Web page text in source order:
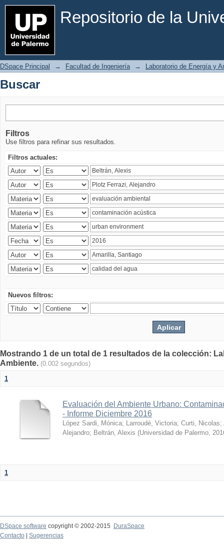
Repositorio de la
Buscar
DSpace Principal → Facultad de Ingeniería → Laboratorio de Energía y
Buscar
Filtros
Use filtros para refinar sus resultados.
Filtros actuales:
Nuevos filtros:
Mostrando 1 de un total de 1 resultados de la colección:
Ambiente. (0.002 segundos)
1
Evaluación del Ambiente Urbano:
- Informe Diciembre 2016
López Sardi, Mónica; Larroudé, Victoria; Curti, Nicolas;
Alejandro; Beltrán, Alexis (Universidad de Palermo,
1
DSpace software copyright © 2002-2015
DuraSpace
Contacto
Sugerencias